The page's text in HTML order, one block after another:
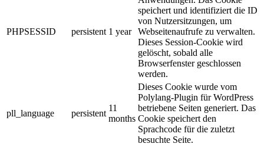
PHPSESSID persistent 1 year
speichert und identifiziert die ID
von Nutzersitzungen, um
Webseitenaufrufe zu verwalten.
Dieses Session-Cookie wird
gelöscht, sobald alle
Browserfenster geschlossen
werden.
pll_language persistent
11
months
Dieses Cookie wurde vom
Polylang-Plugin für WordPress
betriebene Seiten generiert. Das
Cookie speichert den
Sprachcode für die zuletzt
besuchte Seite.